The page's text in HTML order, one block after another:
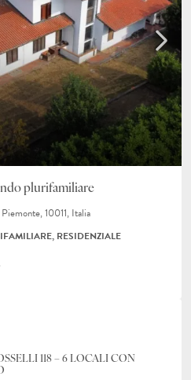
plurifamiliare
10011, Italia
RESIDENZIALE
118 – 6 LOCALI CON